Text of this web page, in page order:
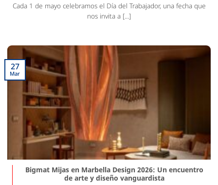
Cada 1 de mayo celebramos el Día del Trabajador, una fecha que
nos invita a [...]
Bigmat Mijas en Marbella Design 2026: Un encuentro
de arte y diseño vanguardista
27
Mar